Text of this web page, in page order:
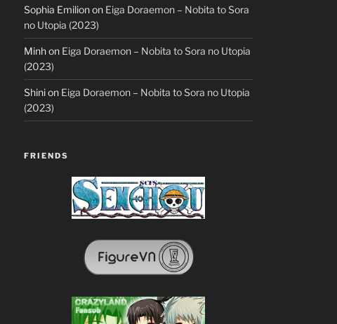
Sophia Emilionon Eiga Doraemon – Nobita to Sora
no Utopia (2023)
Minhon Eiga Doraemon – Nobita to Sora no Utopia
(2023)
Shinion Eiga Doraemon – Nobita to Sora no Utopia
(2023)
FRIENDS